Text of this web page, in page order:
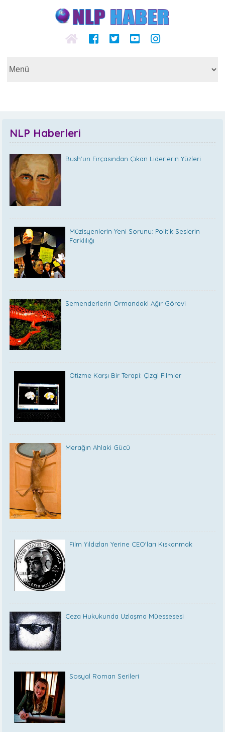
NLP Haberleri
Bush'un Fırçasından Çıkan Liderlerin Yüzleri
Müzisyenlerin Yeni Sorunu: Politik Seslerin
Farklılığı
Semenderlerin Ormandaki Ağır Görevi
Otizme Karşı Bir Terapi: Çizgi Filmler
Merağın Ahlaki Gücü
Film Yıldızları Yerine CEO'ları Kıskanmak
Ceza Hukukunda Uzlaşma Müessesesi
Sosyal Roman Serileri